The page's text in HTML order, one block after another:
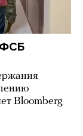
ФСБ
Bloomberg